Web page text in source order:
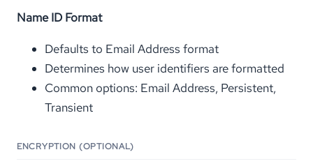
Name ID Format
Defaults to Email Address format
Determines how user identifiers are formatted
Common options: Email Address, Persistent,
Transient
ENCRYPTION (OPTIONAL)